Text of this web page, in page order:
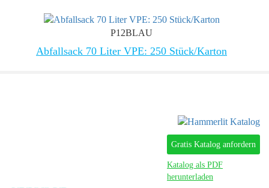
P12BLAU
Abfallsack 70 Liter VPE: 250 Stück/Karton
Gratis Katalog anfordern
Katalog als PDF
herunterladen